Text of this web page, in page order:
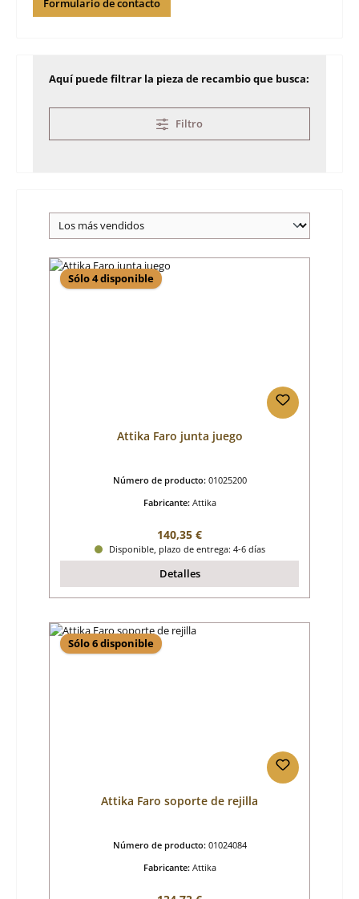
Formulario de contacto
Aquí puede filtrar la pieza de recambio que busca:
Filtro
Sólo 4 disponible
Attika Faro junta juego
Número de producto: 01025200
Fabricante: Attika
Precio normal:
140,35 €
Disponible, plazo de entrega: 4-6 días
Detalles
Sólo 6 disponible
Attika Faro soporte de rejilla
Número de producto: 01024084
Fabricante: Attika